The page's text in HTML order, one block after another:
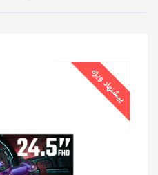
پیشنهاد ویژه